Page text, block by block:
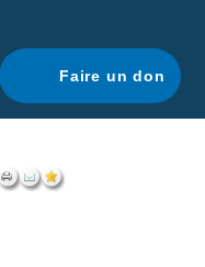
Faire un don